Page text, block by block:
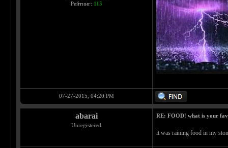
Рейтинг: 115
07-27-2015, 04:20 PM
abarai
Unregistered
RE: FOOD! what is your
it was raining food in my